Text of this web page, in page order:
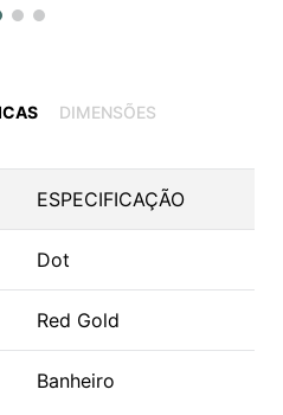
DIMENSÕES
ESPECIFICAÇÃO
Dot
Red Gold
Banheiro